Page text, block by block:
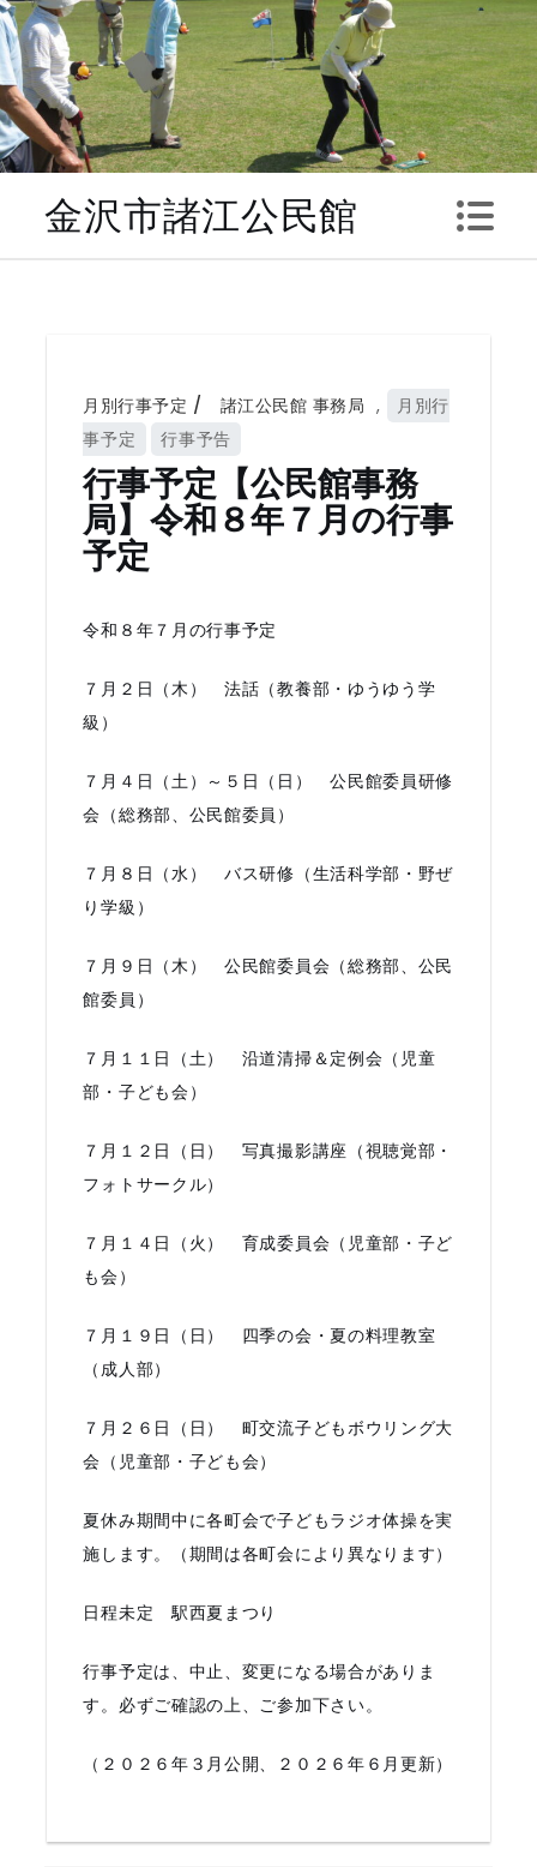
Skip
to
content
金沢市諸江公民館
月別行事予定 ,
諸江公民館 事務局
月別行
事予定
行事予告
行事予定【公民館事務
局】令和８年７月の行事
予定
令和８年７月の行事予定
７月２日（木） 法話（教養部・ゆうゆう学
級）
７月４日（土）～５日（日） 公民館委員研修
会（総務部、公民館委員）
７月８日（水） バス研修（生活科学部・野ぜ
り学級）
７月９日（木） 公民館委員会（総務部、公民
館委員）
７月１１日（土） 沿道清掃＆定例会（児童
部・子ども会）
７月１２日（日） 写真撮影講座（視聴覚部・
フォトサークル）
７月１４日（火） 育成委員会（児童部・子ど
も会）
７月１９日（日） 四季の会・夏の料理教室
（成人部）
７月２６日（日） 町交流子どもボウリング大
会（児童部・子ども会）
夏休み期間中に各町会で子どもラジオ体操を実
施します。（期間は各町会により異なります）
日程未定 駅西夏まつり
行事予定は、中止、変更になる場合がありま
す。必ずご確認の上、ご参加下さい。
（２０２６年３月公開、２０２６年６月更新）